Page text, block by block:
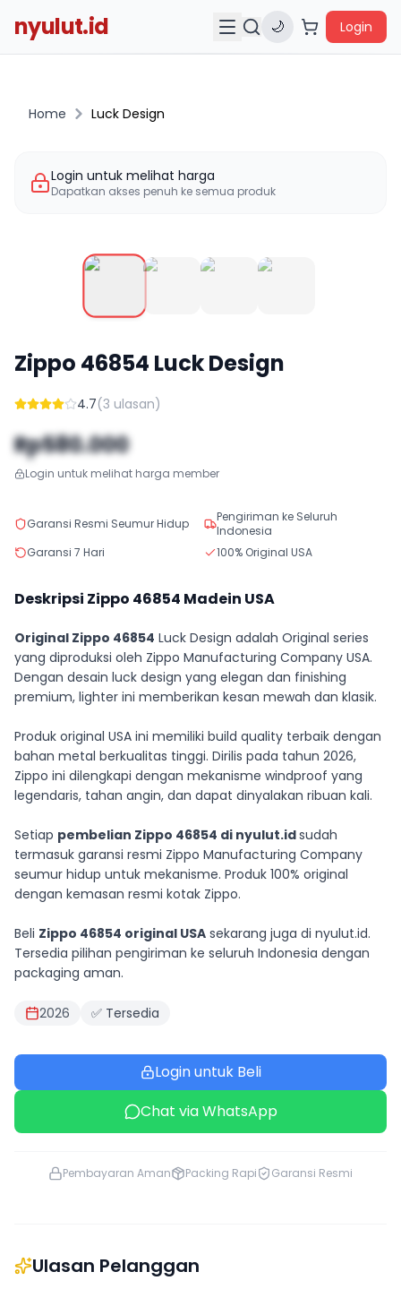
nyulut.id 🌙 Login
Home Luck Design
Login untuk melihat harga
Dapatkan akses penuh ke semua produk
Zippo 46854 Luck Design
4.7(3 ulasan)
Rp580.000
Login untuk melihat harga member
Garansi Resmi Seumur Hidup
Pengiriman ke Seluruh
Indonesia
Garansi 7 Hari
100% Original USA
Deskripsi Zippo 46854 Madein USA
Original Zippo 46854 Luck Design adalah Original series
yang diproduksi oleh Zippo Manufacturing Company USA.
Dengan desain luck design yang elegan dan finishing
premium, lighter ini memberikan kesan mewah dan klasik.
Produk original USA ini memiliki build quality terbaik dengan
bahan metal berkualitas tinggi. Dirilis pada tahun 2026,
Zippo ini dilengkapi dengan mekanisme windproof yang
legendaris, tahan angin, dan dapat dinyalakan ribuan kali.
Setiap pembelian Zippo 46854 di nyulut.idsudah
termasuk garansi resmi Zippo Manufacturing Company
seumur hidup untuk mekanisme. Produk 100% original
dengan kemasan resmi kotak Zippo.
Beli Zippo 46854 original USA sekarang juga di nyulut.id.
Tersedia pilihan pengiriman ke seluruh Indonesia dengan
packaging aman.
2026 ✅ Tersedia
Login untuk Beli
Chat via WhatsApp
Pembayaran Aman Packing Rapi Garansi Resmi
Ulasan Pelanggan